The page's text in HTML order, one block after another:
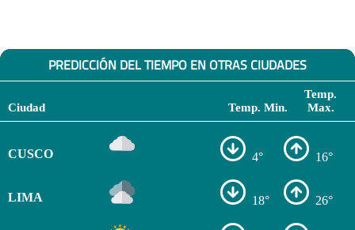
PREDICCIÓN DEL TIEMPO EN OTRAS CIUDADES
Ciudad Temp. Min.
Temp.
Max.
CUSCO 4° 16°
LIMA 18° 26°